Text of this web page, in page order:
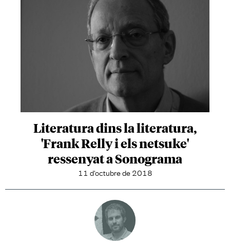
Literatura dins la literatura,
'Frank Relly i els netsuke'
ressenyat a Sonograma
11 d'octubre de 2018